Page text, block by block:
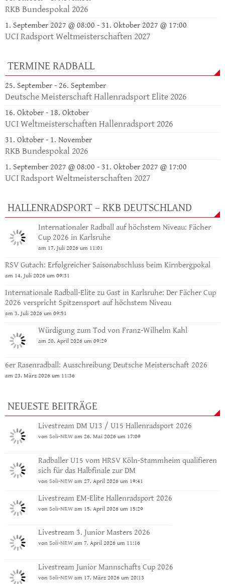
RKB Bundespokal 2026
1. September 2027 @ 08:00 - 31. Oktober 2027 @ 17:00
UCI Radsport Weltmeisterschaften 2027
TERMINE RADBALL
25. September - 26. September
Deutsche Meisterschaft Hallenradsport Elite 2026
16. Oktober - 18. Oktober
UCI Weltmeisterschaften Hallenradsport 2026
31. Oktober - 1. November
RKB Bundespokal 2026
1. September 2027 @ 08:00 - 31. Oktober 2027 @ 17:00
UCI Radsport Weltmeisterschaften 2027
HALLENRADSPORT – RKB DEUTSCHLAND
Internationaler Radball auf höchstem Niveau: Fächer
Cup 2026 in Karlsruhe
am 17. Juli 2026 um 11:01
RSV Gutach: Erfolgreicher Saisonabschluss beim Kirnbergpokal
am 14. Juli 2026 um 09:31
Internationale Radball-Elite zu Gast in Karlsruhe: Der Fächer Cup
2026 verspricht Spitzensport auf höchstem Niveau
am 3. Juli 2026 um 09:51
Würdigung zum Tod von Franz-Wilhelm Kahl
am 20. April 2026 um 09:29
6er Rasenradball: Ausschreibung Deutsche Meisterschaft 2026
am 23. März 2026 um 11:36
NEUESTE BEITRÄGE
Livestream DM U13 / U15 Hallenradsport 2026
von Soli-NRW am 26. Mai 2026 um 17:09
Radballer U15 vom HRSV Köln-Stammheim qualifieren
sich für das Halbfinale zur DM
von Soli-NRW am 27. April 2026 um 19:41
Livestream EM-Elite Hallenradsport 2026
von Soli-NRW am 15. April 2026 um 15:29
Livestream 3. Junior Masters 2026
von Soli-NRW am 7. April 2026 um 11:16
Livestream Junior Mannschafts Cup 2026
von Soli-NRW am 17. März 2026 um 20:13